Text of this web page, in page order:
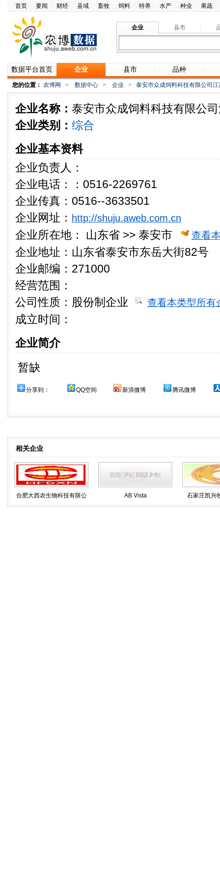
首页 要闻 财经 县域 畜牧 饲料 特养 水产 种业 果蔬
企业 县市
数据平台首页 企业 县市 品种
您的位置： 农博网 > 数据中心 > 企业 > 泰安市众成饲料科技有限公司
企业名称： 泰安市众成饲料科技有限公
企业类别： 综合
企业基本资料
企业负责人：
企业电话：：0516-2269761
企业传真：0516--3633501
企业网址： http://shuju.aweb.com.cn
企业所在地： 山东省 >> 泰安市 查看
企业地址：山东省泰安市东岳大街82号
企业邮编：271000
经营范围：
公司性质： 股份制企业 查看本类型所有
成立时间：
企业简介
暂缺
分享到： QQ空间 新浪微博 腾讯微博
相关企业
合肥大西农生物科技有限公 AB Vista 石家庄凯兴